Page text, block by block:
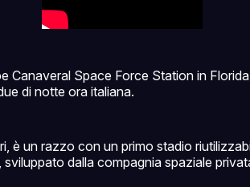
Canaveral Space Force Station in
di notte ora italiana.
è un razzo con un primo stadio
dalla compagnia spaziale